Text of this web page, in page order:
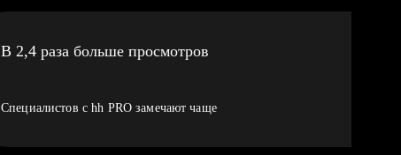
В 2,4 раза больше просмотров
Специалистов с hh PRO замечают чаще